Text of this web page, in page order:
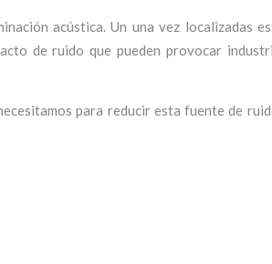
acústica. Un una vez localizadas
de ruido que pueden provocar
para reducir esta fuente de